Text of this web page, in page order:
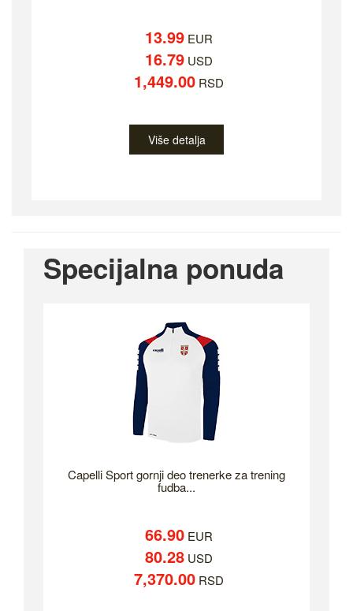
13.99EUR
16.79USD
1,449.00RSD
Više detalja
Specijalna ponuda
Capelli Sport gornji deo trenerke za trening
fudba...
66.90EUR
80.28USD
7,370.00RSD